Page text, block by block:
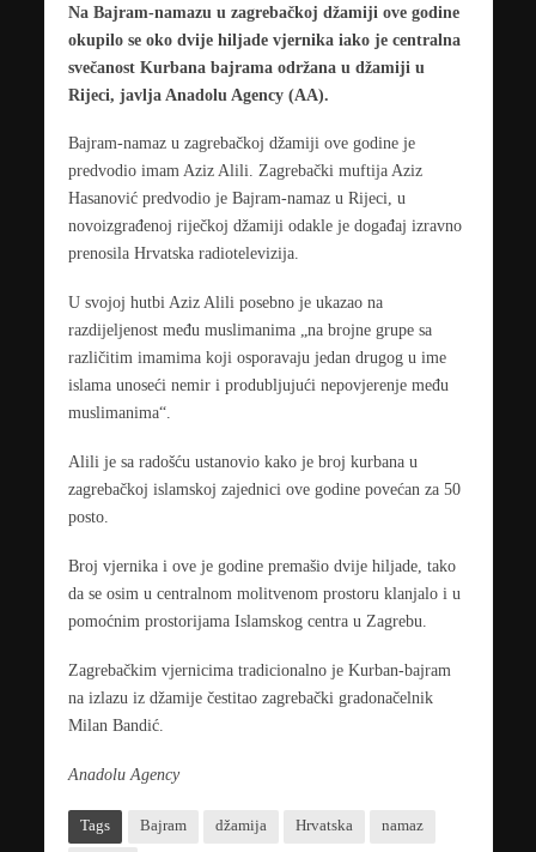
Na Bajram-namazu u zagrebačkoj džamiji ove godine
okupilo se oko dvije hiljade vjernika iako je centralna
svečanost Kurbana bajrama održana u džamiji u
Rijeci, javlja Anadolu Agency (AA).
Bajram-namaz u zagrebačkoj džamiji ove godine je
predvodio imam Aziz Alili. Zagrebački muftija Aziz
Hasanović predvodio je Bajram-namaz u Rijeci, u
novoizgrađenoj riječkoj džamiji odakle je događaj izravno
prenosila Hrvatska radiotelevizija.
U svojoj hutbi Aziz Alili posebno je ukazao na
razdijeljenost među muslimanima „na brojne grupe sa
različitim imamima koji osporavaju jedan drugog u ime
islama unoseći nemir i produbljujući nepovjerenje među
muslimanima“.
Alili je sa radošću ustanovio kako je broj kurbana u
zagrebačkoj islamskoj zajednici ove godine povećan za 50
posto.
Broj vjernika i ove je godine premašio dvije hiljade, tako
da se osim u centralnom molitvenom prostoru klanjalo i u
pomoćnim prostorijama Islamskog centra u Zagrebu.
Zagrebačkim vjernicima tradicionalno je Kurban-bajram
na izlazu iz džamije čestitao zagrebački gradonačelnik
Milan Bandić.
Anadolu Agency
Tags Bajram džamija Hrvatska namaz